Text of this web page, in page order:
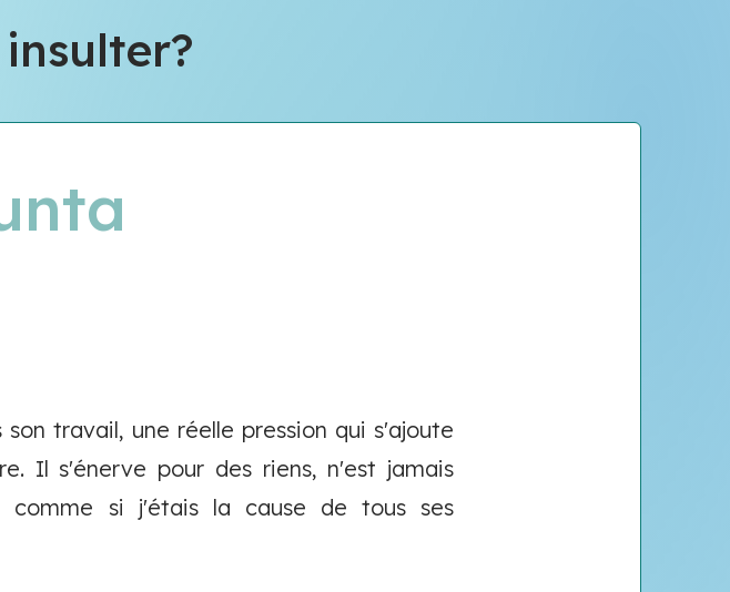
travail, une réelle pression qui s'ajoute
Il s'énerve pour des riens, n'est jamais
comme si j'étais la cause de tous ses